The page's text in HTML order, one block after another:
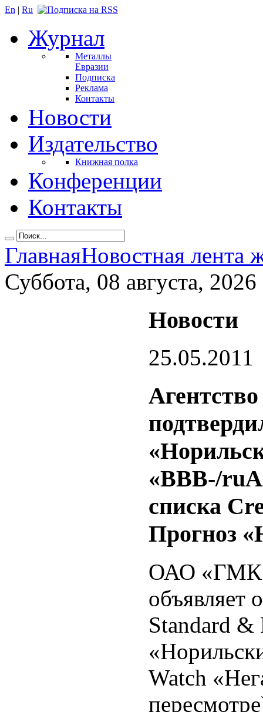
En | Ru
Журнал
Металлы
Евразии
Подписка
Реклама
Контакты
Новости
Издательство
Книжная полка
Конференции
Контакты
ГлавнаяНовостная лента
Суббота, 08 августа, 2026
Новости
25.05.2011
«BBB-/
списка
Прогноз
ОАО «ГМК
объявляет
Standard
Watch